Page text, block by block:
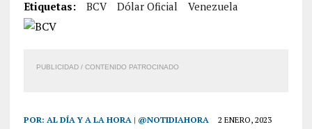
Etiquetas: BCV Dólar Oficial Venezuela
PUBLICIDAD / CONTENIDO PATROCINADO
POR: AL DÍA Y A LA HORA | @NOTIDIAHORA 2 ENERO, 2023